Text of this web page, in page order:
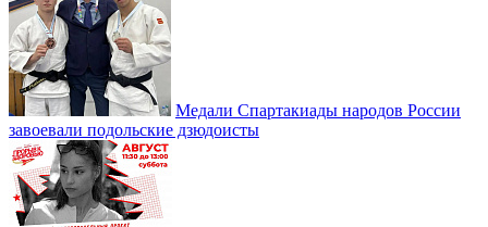
Медали Спартакиады народов России
завоевали подольские дзюдоисты